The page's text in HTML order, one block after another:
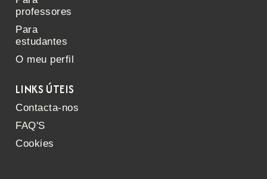
professores
Para
estudantes
O meu perfil
LINKS ÚTEIS
Contacta-nos
FAQ'S
Cookies